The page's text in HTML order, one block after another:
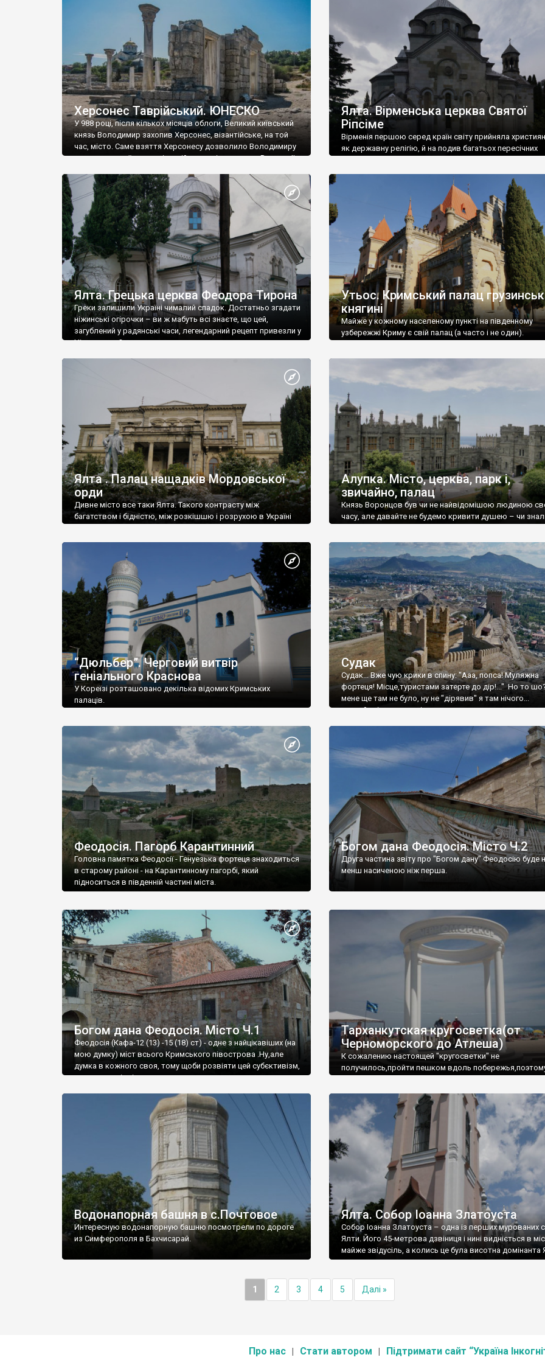
візантійської доби. Раритети викрадені з фондів об’єкту
культурної спадщини ЮНЕСКО «Херсонеса Таврійського».
Офіційно – на виставку «Золото Візантії», але експерти та
влада в Україні вважають це лише […]
називаються «повстяками» (postaki)…” “Вино. Крим
виробляє відмінне вино і його вдосталь: воно все
легке біле і дуже […]
Херсонес Таврійський. ЮНЕСКО
У 988 році, після кількох місяців облоги, Великий київський
князь Володимир захопив Херсонес, візантійське, на той
час, місто. Саме взяття Херсонесу дозволило Володимиру
диктувати свої умови візантійському імператору Василю ІІ,
Херсонесі Володимир-язичник, став Василем-
християнином. А потім було Хрещення Русі. На честь
Херсонесу Таврійського названо місто […]
Ялта. Вірменська церква Святої
Ріпсіме
Вірменія першою серед країн світу прийняла
як державну релігію, й на подив багатьох пересічних
Ялта. Грецька церква Феодора Тирона
Греки залишили Україні чималий спадок. Достатньо згадати
ніжинські огірочки – ви ж мабуть всі знаєте, що цей,
загублений у радянські часи, легендарний рецепт привезли у
Ніжин греки?
Утьос. Кримський палац
княгині
Майже у кожному населеному пункті на південному
узбережжі Криму є свій палац (а часто і не один).
Ялта . Палац нащадків Мордовської
орди
Дивне місто все таки Ялта. Такого контрасту між
багатством і бідністю, між розкішшю і розрухою в Україні
Алупка. Місто, церква, парк і,
звичайно, палац
Князь Воронцов був чи не найвідомішою людиною
часу, але давайте не будемо кривити душею – чи
“Дюльбер”. Черговий витвір
геніального Краснова
У Кореїзі розташовано декілька відомих Кримських
палаців.
Судак
Судак... Вже чую крики в спину: "Ааа, попса! Муляжна
фортеця! Місце,туристами затерте до дір!..." Но то
мене ще там не було, ну не "дірявив" я там нічого...
принаймні до цього літа.
Феодосія. Пагорб Карантинний
Головна памятка Феодосії - Генуезька фортеця знаходиться
в старому районі - на Карантинному пагорбі, який
підноситься в південній частині міста.
Богом дана Феодосія. Місто Ч.2
Друга частина звіту про "Богом дану" Феодосію буде
менш насиченою ніж перша.
Богом дана Феодосія. Місто Ч.1
Феодосія (Кафа-12 (13) -15 (18) ст) - одне з найцікавіших (на
мою думку) міст всього Кримського півострова .Ну,але
думка в кожного своя, тому щоби розвіяти цей субєктивізм,
запрошую відвідати це
Тарханкутская кругосветка(от
Черноморского до Атлеша)
К сожалению настоящей "кругосветки" не
получилось,пройти пешком вдоль
Водонапорная башня в с.Почтовое
Интересную водонапорную башню посмотрели по дороге
из Симферополя в Бахчисарай.
Ялта. Собор Іоанна Златоуста
Собор Іоанна Златоуста – одна із перших мурованих
Ялти. Його 45-метрова дзвіниця і нині видніється в
майже звідусіль, а колись це була висотна домінанта
1 2 3 4 5 Далі »
Про нас Стати автором Підтримати сайт “Україна